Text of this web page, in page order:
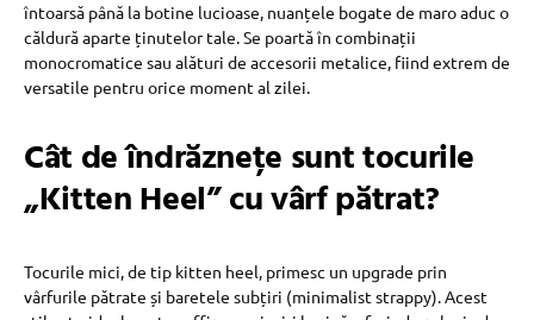
întoarsă până la botine lucioase, nuanțele bogate de maro aduc o
căldură aparte ținutelor tale. Se poartă în combinații
monocromatice sau alături de accesorii metalice, fiind extrem de
versatile pentru orice moment al zilei.
Cât de îndrăznețe sunt tocurile
„Kitten Heel” cu vârf pătrat?
Tocurile mici, de tip kitten heel, primesc un upgrade prin
vârfurile pătrate și baretele subțiri (minimalist strappy). Acest